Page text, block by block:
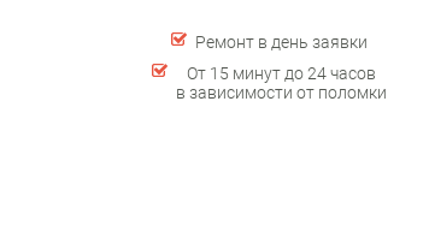
Ремонт в день заявки
От 15 минут до 24 часов
в зависимости от поломки